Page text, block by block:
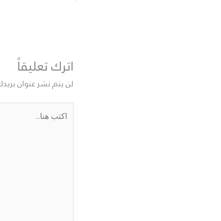
اترك تعليقاً
لن يتم نشر عنوان
اكتب
هنا...